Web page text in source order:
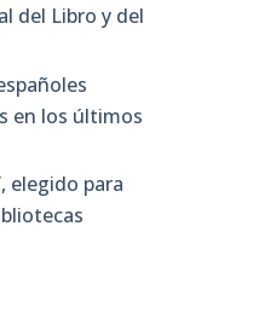
del Libro y del
en los últimos
elegido para